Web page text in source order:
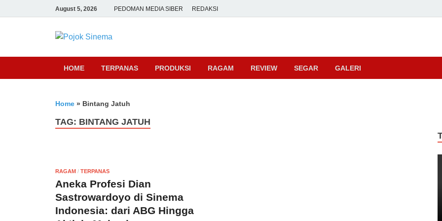
August 5, 2026 PEDOMAN MEDIA SIBER REDAKSI
Pojok Sinema
HOME TERPANAS PRODUKSI RAGAM REVIEW SEGAR GALERI
Home » Bintang Jatuh
TAG: BINTANG JATUH
RAGAM / TERPANAS
Aneka Profesi Dian
Sastrowardoyo di Sinema
Indonesia: dari ABG Hingga